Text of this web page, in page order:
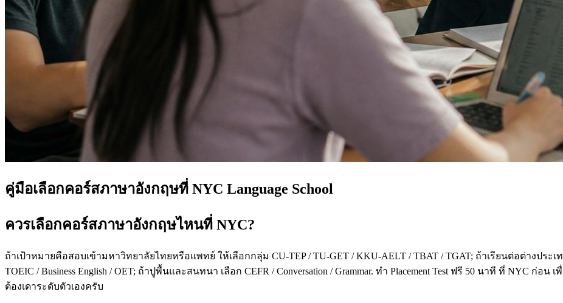
คู่มือเลือกคอร์สภาษาอังกฤษที่ NYC Language School
ควรเลือกคอร์สภาษาอังกฤษไหนที่ NYC?
ถ้าเป้าหมายคือสอบเข้ามหาวิทยาลัยไทยหรือแพทย์ ให้เลือกกลุ่ม CU-TEP / TU-GET / KKU-AELT / TBAT / TGAT; ถ้าเรียนต่อต่างประเ
TOEIC / Business English / OET; ถ้าปูพื้นและสนทนา เลือก CEFR / Conversation / Grammar. ทำ Placement Test ฟรี 50 นาที ที่ NYC
ต้องเดาระดับตัวเองครับ